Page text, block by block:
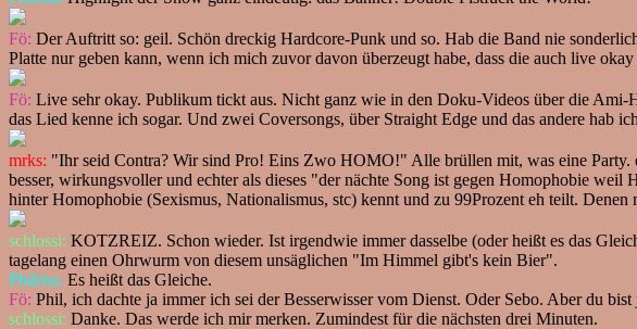
Fö: Der Auftritt so: geil. Schön dreckig Hardcore-Punk und so. Hab die Band nie
Platte nur geben kann, wenn ich mich zuvor davon überzeugt habe, dass die auch live
Fö: Live sehr okay. Publikum tickt aus. Nicht ganz wie in den Doku-Videos über die Ami-
das Lied kenne ich sogar. Und zwei Coversongs, über Straight Edge und das andere hab
mrks: "Ihr seid Contra? Wir sind Pro! Eins Zwo HOMO!" Alle brüllen mit, was eine Party.
besser, wirkungsvoller und echter als dieses "der nächte Song ist gegen Homophobie
hinter Homophobie (Sexismus, Nationalismus, stc) kennt und zu 99Prozent eh teilt.
schlossi: KOTZREIZ. Schon wieder. Ist irgendwie immer dasselbe (oder heißt es das
tagelang einen Ohrwurm von diesem unsäglichen "Im Himmel gibt's kein Bier".
Philriss: Es heißt das Gleiche.
Fö: Phil, ich dachte ja immer ich sei der Besserwisser vom Dienst. Oder Sebo. Aber du
schlossi: Danke. Das werde ich mir merken. Zumindest für die nächsten drei Minuten.